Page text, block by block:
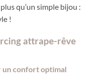
qu’un simple bijou :
!
attrape-rêve
confort optimal